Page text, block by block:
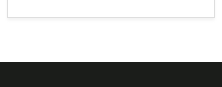
Yorum Yaz
Bu ürünün fiyat bilgisi, resim, ürün açıklamalarında ve